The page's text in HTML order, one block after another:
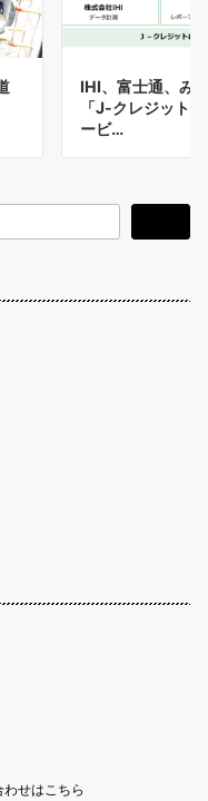
IHI、富士通、み
「J-クレジット
ービ…
せはこちら